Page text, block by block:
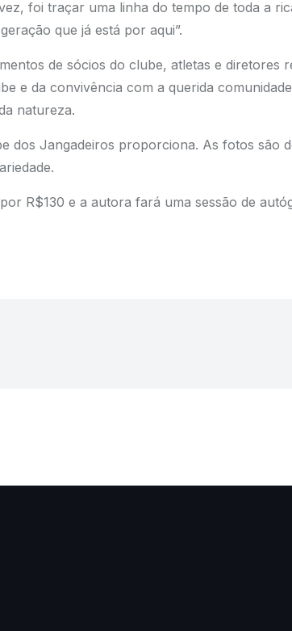
foi traçar uma linha do tempo de toda a
que já está por aqui”.
de sócios do clube, atletas e diretores
e da convivência com a querida
natureza.
dos Jangadeiros proporciona. As fotos
R$130 e a autora fará uma sessão de